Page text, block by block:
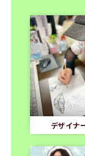
デザイナ